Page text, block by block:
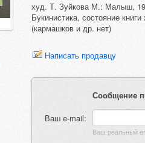
худ. Т. Зуйкова М.: Малыш,
Букинистика, состояние
(кармашков и др. нет)
Написать продавцу
Сообщение
Ваш e-mail: